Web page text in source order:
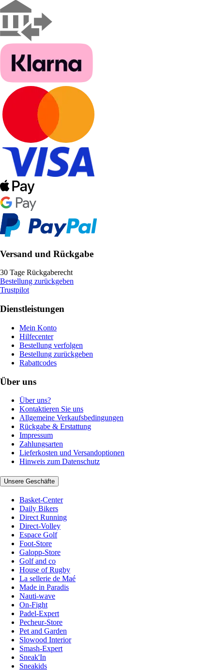
Versand und Rückgabe
30 Tage Rückgaberecht
Bestellung zurückgeben
Trustpilot
Dienstleistungen
Mein Konto
Hilfecenter
Bestellung verfolgen
Bestellung zurückgeben
Rabattcodes
Über uns
Über uns?
Kontaktieren Sie uns
Allgemeine Verkaufsbedingungen
Rückgabe & Erstattung
Impressum
Zahlungsarten
Lieferkosten und Versandoptionen
Hinweis zum Datenschutz
Unsere Geschäfte
Basket-Center
Daily Bikers
Direct Running
Direct-Volley
Espace Golf
Foot-Store
Galopp-Store
Golf and co
House of Rugby
La sellerie de Maé
Made in Paradis
Nauti-wave
On-Fight
Padel-Expert
Pecheur-Store
Pet and Garden
Slowood Interior
Smash-Expert
Sneak'In
Sneakids